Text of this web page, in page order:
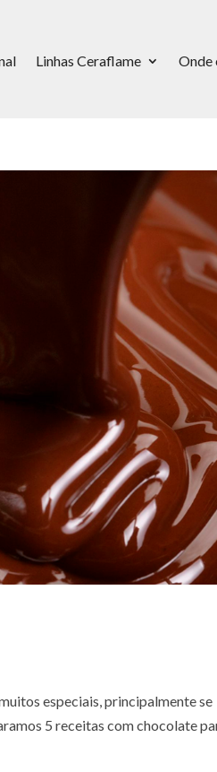
Linhas Ceraflame Onde
especiais, principalmente se
5 receitas com chocolate